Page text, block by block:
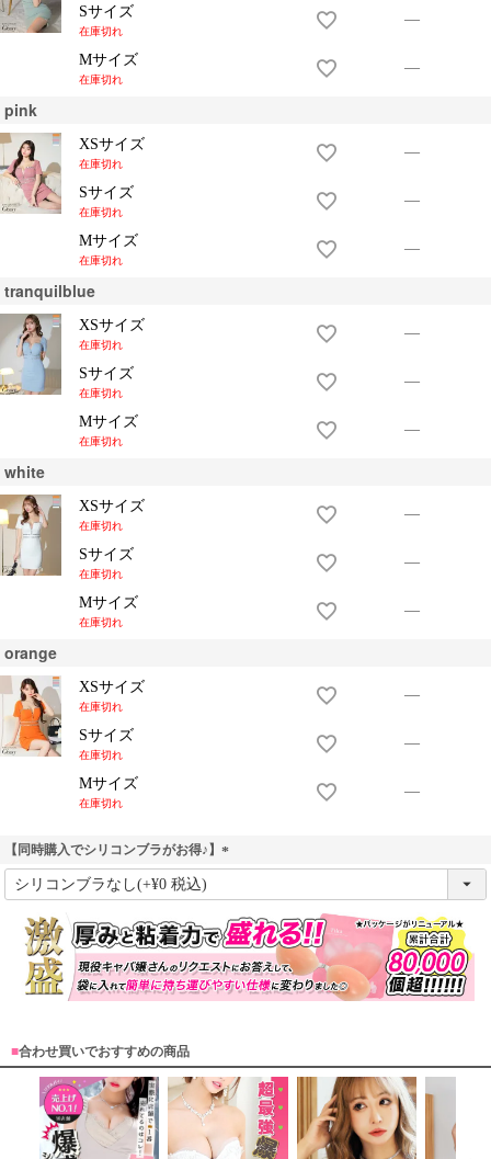
Sサイズ
在庫切れ
—
Mサイズ
在庫切れ
—
pink
XSサイズ
在庫切れ
—
Sサイズ
在庫切れ
—
Mサイズ
在庫切れ
—
tranquilblue
XSサイズ
在庫切れ
—
Sサイズ
在庫切れ
—
Mサイズ
在庫切れ
—
white
XSサイズ
在庫切れ
—
Sサイズ
在庫切れ
—
Mサイズ
在庫切れ
—
orange
XSサイズ
在庫切れ
—
Sサイズ
在庫切れ
—
Mサイズ
在庫切れ
—
【同時購入でシリコンブラがお得♪】
(
)
■合わせ買いでおすすめの商品